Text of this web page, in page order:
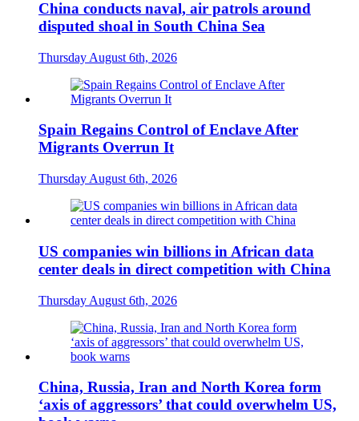
China conducts naval, air patrols around
disputed shoal in South China Sea
Thursday August 6th, 2026
Spain Regains Control of Enclave After
Migrants Overrun It
Thursday August 6th, 2026
US companies win billions in African data
center deals in direct competition with China
Thursday August 6th, 2026
China, Russia, Iran and North Korea form
‘axis of aggressors’ that could overwhelm US,